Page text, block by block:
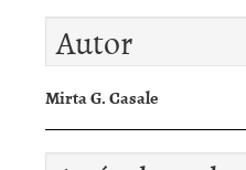
Autor
Mirta G. Casale